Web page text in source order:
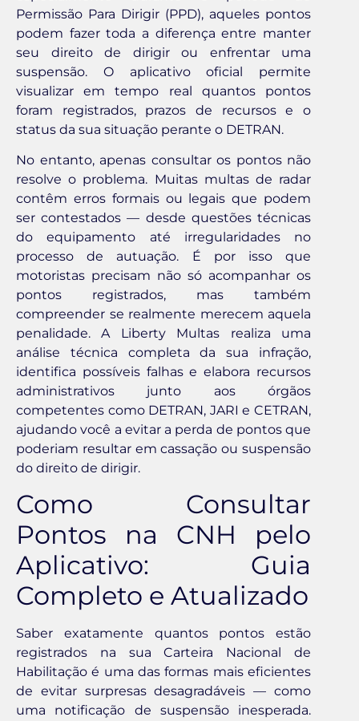
Permissão Para Dirigir (PPD), aqueles pontos
podem fazer toda a diferença entre manter
seu direito de dirigir ou enfrentar uma
suspensão. O aplicativo oficial permite
visualizar em tempo real quantos pontos
foram registrados, prazos de recursos e o
status da sua situação perante o DETRAN.
No entanto, apenas consultar os pontos não
resolve o problema. Muitas multas de radar
contêm erros formais ou legais que podem
ser contestados — desde questões técnicas
do equipamento até irregularidades no
processo de autuação. É por isso que
motoristas precisam não só acompanhar os
pontos registrados, mas também
compreender se realmente merecem aquela
penalidade. A Liberty Multas realiza uma
análise técnica completa da sua infração,
identifica possíveis falhas e elabora recursos
administrativos junto aos órgãos
competentes como DETRAN, JARI e CETRAN,
ajudando você a evitar a perda de pontos que
poderiam resultar em cassação ou suspensão
do direito de dirigir.
Como Consultar
Pontos na CNH pelo
Aplicativo: Guia
Completo e Atualizado
Saber exatamente quantos pontos estão
registrados na sua Carteira Nacional de
Habilitação é uma das formas mais eficientes
de evitar surpresas desagradáveis — como
uma notificação de suspensão inesperada.